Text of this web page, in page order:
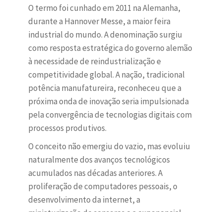
O termo foi cunhado em 2011 na Alemanha,
durante a Hannover Messe, a maior feira
industrial do mundo. A denominação surgiu
como resposta estratégica do governo alemão
à necessidade de reindustrialização e
competitividade global. A nação, tradicional
potência manufatureira, reconheceu que a
próxima onda de inovação seria impulsionada
pela convergência de tecnologias digitais com
processos produtivos.
O conceito não emergiu do vazio, mas evoluiu
naturalmente dos avanços tecnológicos
acumulados nas décadas anteriores. A
proliferação de computadores pessoais, o
desenvolvimento da internet, a